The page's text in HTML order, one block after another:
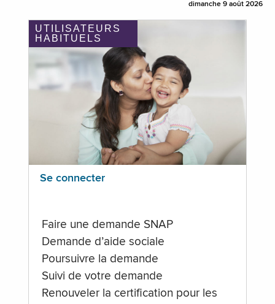
dimanche 9 août 2026
UTILISATEURS
HABITUELS
Se connecter
Faire une demande SNAP
Demande d’aide sociale
Poursuivre la demande
Suivi de votre demande
Renouveler la certification pour les